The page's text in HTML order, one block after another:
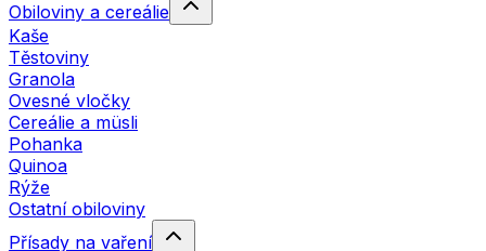
Obiloviny a cereálie
Kaše
Těstoviny
Granola
Ovesné vločky
Cereálie a müsli
Pohanka
Quinoa
Rýže
Ostatní obiloviny
Přísady na vaření